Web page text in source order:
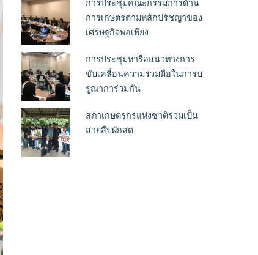
การประชุมคณะกรรมการด้าน
การเกษตรตามหลักปรัชญาของ
เศรษฐกิจพอเพียง
การประชุมหารือแนวทางการ
ขับเคลื่อนความร่วมมือในการบ
รูณาการ่วมกัน
สภาเกษตรกรแห่งชาติร่วมเป็น
สายสืบผักสด